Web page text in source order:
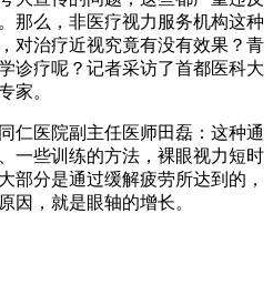
那么，非医疗视力服务机构这种
对治疗近视究竟有没有效果？青
诊疗呢？记者采访了首都医科大
家。
医院副主任医师田磊：这种通
一些训练的方法，裸眼视力短时
部分是通过缓解疲劳所达到的，
因，就是眼轴的增长。